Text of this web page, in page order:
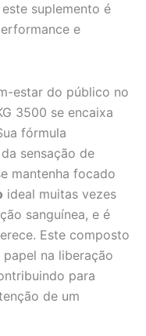
suplemento é
e
estar do público no
3500 se encaixa
fórmula
sensação de
mantenha focado
ideal muitas vezes
sanguínea, e é
Este composto
na liberação
para
de um